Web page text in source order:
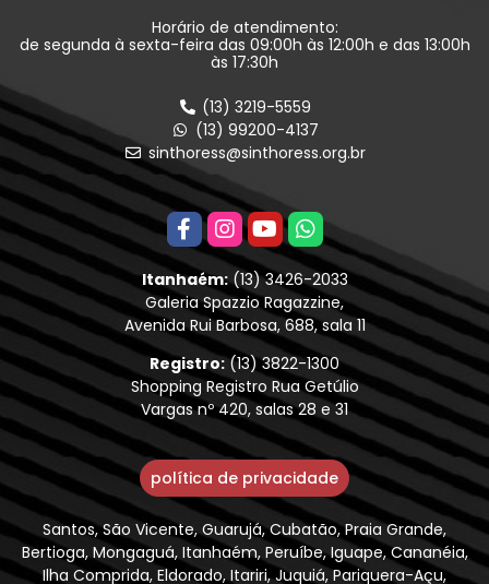
Horário de atendimento:
de segunda à sexta-feira das 09:00h às 12:00h e das 13:00h
às 17:30h
(13) 3219-5559
(13) 99200-4137
sinthoress@sinthoress.org.br
Itanhaém:(13) 3426-2033
Galeria Spazzio Ragazzine,
Avenida Rui Barbosa, 688, sala 11
Registro:(13) 3822-1300
Shopping Registro Rua Getúlio
Vargas nº 420, salas 28 e 31
política de privacidade
Santos, São Vicente, Guarujá, Cubatão, Praia Grande,
Bertioga, Mongaguá, Itanhaém, Peruíbe, Iguape, Cananéia,
Ilha Comprida, Eldorado, Itariri, Juquiá, Pariquera-Açu,